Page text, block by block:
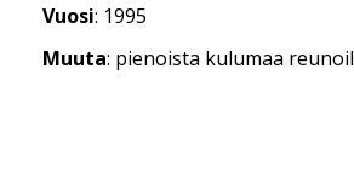
Vuosi: 1995
Muuta: pienoista kulumaa